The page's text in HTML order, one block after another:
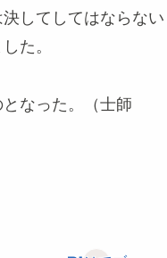
してしてはならない
た。
なった。（士師